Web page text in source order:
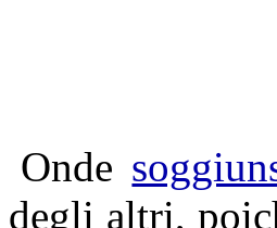
Onde
degli altri,